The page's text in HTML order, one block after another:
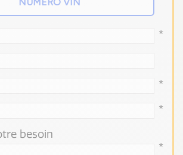
*
*
*
besoin
*